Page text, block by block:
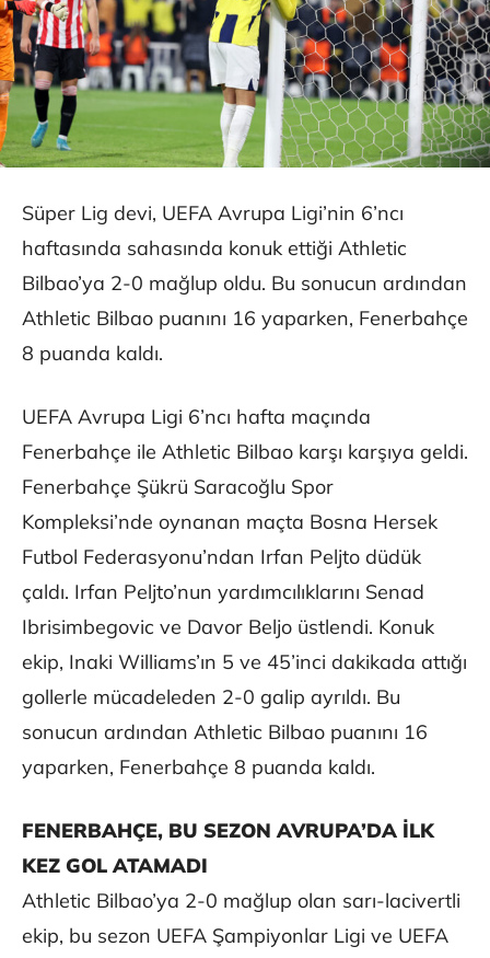
Süper Lig devi, UEFA Avrupa Ligi’nin 6’ncı
haftasında sahasında konuk ettiği Athletic
Bilbao’ya 2-0 mağlup oldu. Bu sonucun ardından
Athletic Bilbao puanını 16 yaparken, Fenerbahçe
8 puanda kaldı.
UEFA Avrupa Ligi 6’ncı hafta maçında
Fenerbahçe ile Athletic Bilbao karşı karşıya geldi.
Fenerbahçe Şükrü Saracoğlu Spor
Kompleksi’nde oynanan maçta Bosna Hersek
Futbol Federasyonu’ndan Irfan Peljto düdük
çaldı. Irfan Peljto’nun yardımcılıklarını Senad
Ibrisimbegovic ve Davor Beljo üstlendi. Konuk
ekip, Inaki Williams’ın 5 ve 45’inci dakikada attığı
gollerle mücadeleden 2-0 galip ayrıldı. Bu
sonucun ardından Athletic Bilbao puanını 16
yaparken, Fenerbahçe 8 puanda kaldı.
FENERBAHÇE, BU SEZON AVRUPA’DA İLK
KEZ GOL ATAMADI
Athletic Bilbao’ya 2-0 mağlup olan sarı-lacivertli
ekip, bu sezon UEFA Şampiyonlar Ligi ve UEFA